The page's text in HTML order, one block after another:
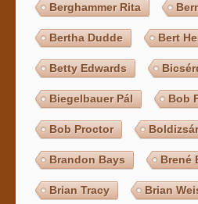
Berghammer Rita
Bertha Dudde Bert
Betty Edwards
Biegelbauer Pál Bob
Bob Proctor
Brandon Bays Brené
Brian Tracy Brian